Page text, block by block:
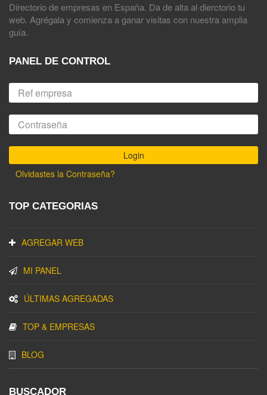
Directorio de empresas en España. Da de alta al dierctorio tu
web. Agrégala y comienza a ganar visitas con nuestra amplia
guía.
PANEL DE CONTROL
Olvidastes la Contraseña?
TOP CATEGORIAS
AGREGAR WEB
MI PANEL
ÚLTIMAS AGREGADAS
TOP & EMPRESAS
BLOG
BUSCADOR